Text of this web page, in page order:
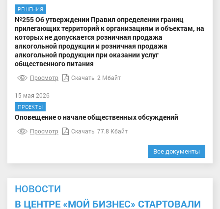
РЕШЕНИЯ
№255 Об утверждении Правил определении границ
прилегающих территорий к организациям и объектам, на
которых не допускается розничная продажа
алкогольной продукции и розничная продажа
алкогольной продукции при оказании услуг
общественного питания
Просмотр Скачать 2 Мбайт
15 мая 2026
ПРОЕКТЫ
Оповещение о начале общественных обсуждений
Просмотр Скачать 77.8 Кбайт
Все документы
НОВОСТИ
В ЦЕНТРЕ «МОЙ БИЗНЕС» СТАРТОВАЛИ